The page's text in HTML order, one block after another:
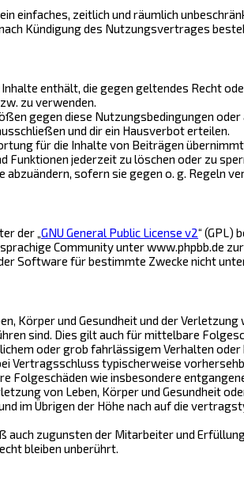
einfaches, zeitlich und räumlich
Kündigung des Nutzungsvertrages
enthält, die gegen geltendes Recht
zu verwenden.
gegen diese Nutzungsbedingungen
und dir ein Hausverbot erteilen.
für die Inhalte von Beiträgen
jederzeit zu löschen oder zu
sofern sie gegen o. g. Regeln
der „GNU General Public License v2“ (GPL)
Community unter www.phpbb.de
Software für bestimmte Zwecke nicht
Körper und Gesundheit und der
sind. Dies gilt auch für mittelbare
oder grob fahrlässigem Verhalten
typischerweise
Folgeschäden wie insbesondere
von Leben, Körper und Gesundheit
im Übrigen der Höhe nach auf die
auch zugunsten der Mitarbeiter und
bleiben unberührt.